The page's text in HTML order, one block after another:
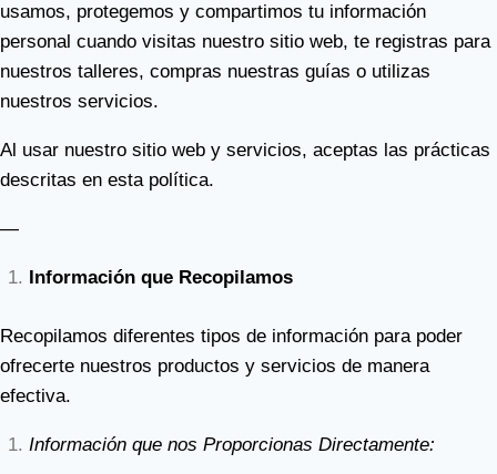
usamos, protegemos y compartimos tu información
personal cuando visitas nuestro sitio web, te registras para
nuestros talleres, compras nuestras guías o utilizas
nuestros servicios.
Al usar nuestro sitio web y servicios, aceptas las prácticas
descritas en esta política.
—
Información que Recopilamos
Recopilamos diferentes tipos de información para poder
ofrecerte nuestros productos y servicios de manera
efectiva.
Información que nos Proporcionas Directamente: